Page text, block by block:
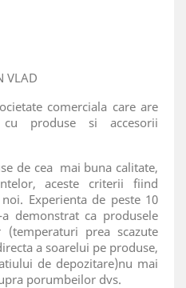
VLAD
comerciala care are
produse si accesorii
de cea mai buna calitate,
aceste criterii fiind
Experienta de peste 10
demonstrat ca produsele
(temperaturi prea scazute
a soarelui pe produse,
de depozitare)nu mai
porumbeilor dvs.